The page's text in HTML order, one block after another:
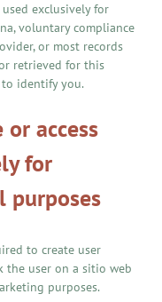
exclusively for
voluntary compliance
or most records
retrieved for this
identify you.
access
for
purposes
to create user
the user on a sitio web
purposes.